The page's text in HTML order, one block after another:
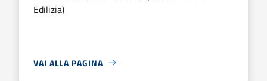
Edilizia)
VAI ALLA PAGINA